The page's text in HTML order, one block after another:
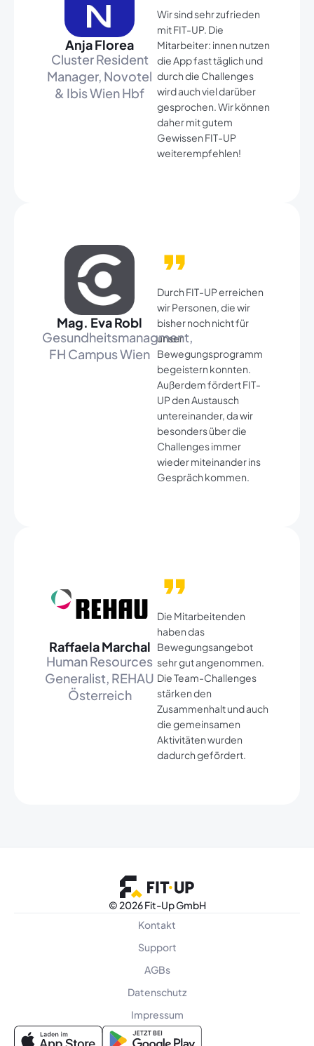
Anja Florea​
Cluster Resident
Manager, Novotel
& Ibis Wien Hbf​
Wir sind sehr zufrieden
mit FIT-UP. Die
Mitarbeiter: innen nutzen
die App fast täglich und
durch die Challenges
wird auch viel darüber
gesprochen. Wir können
daher mit gutem
Gewissen FIT-UP
weiterempfehlen!
Mag. Eva Robl​
Gesundheitsmanagment,
FH Campus Wien​
Durch FIT-UP erreichen
wir Personen, die wir
bisher noch nicht für
unser
Bewegungsprogramm
begeistern konnten.
Außerdem fördert FIT-
UP den Austausch
untereinander, da wir
besonders über die
Challenges immer
wieder miteinander ins
Gespräch kommen.​
Raffaela Marchal​
Human Resources
Generalist, REHAU
Österreich​
Die Mitarbeitenden
haben das
Bewegungsangebot
sehr gut angenommen.
Die Team-Challenges
stärken den
Zusammenhalt und auch
die gemeinsamen
Aktivitäten wurden
dadurch gefördert.​
©2026 Fit-Up GmbH
Kontakt
Support
AGBs
Datenschutz
Impressum